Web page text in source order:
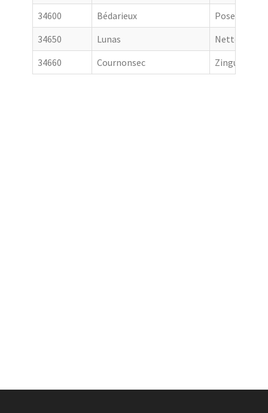
34600
Bédarieux
Pose de
34650
Lunas
Nettoyage
34660
Cournonsec Zingueur